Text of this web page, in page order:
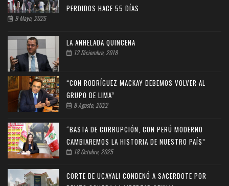
PERDIDOS HACE 55 DÍAS
9 Mayo, 2025
LA ANHELADA QUINCENA
12 Diciembre, 2018
“CON RODRÍGUEZ MACKAY DEBEMOS VOLVER AL
GRUPO DE LIMA”
8 Agosto, 2022
“BASTA DE CORRUPCIÓN, CON PERÚ MODERNO
CAMBIAREMOS LA HISTORIA DE NUESTRO PAÍS”
18 Octubre, 2025
CORTE DE UCAYALI CONDENÓ A SACERDOTE POR